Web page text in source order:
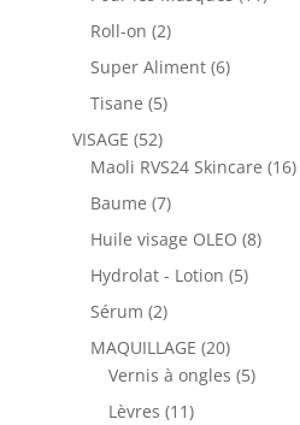
Roll-on 22
produits
Super Aliment 66
Tisane 55
VISAGE 5252
produits
Maoli RVS24 Skincare 1616
Baume 77
produits
Huile visage OLEO 88
Hydrolat - Lotion 55
Sérum 22
produits
MAQUILLAGE 2020
produits
Vernis à ongles 55
Lèvres 1111